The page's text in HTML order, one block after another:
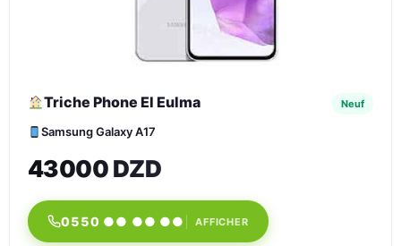
Triche Phone El Eulma Neuf
Samsung Galaxy A17
43000 DZD
0550 ●● ●● ●● AFFICHER